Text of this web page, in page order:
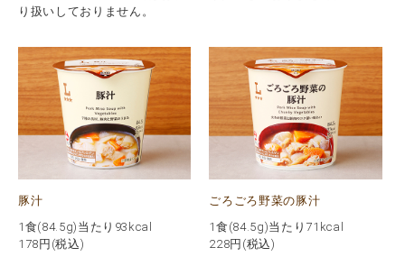
り扱いしておりません。
豚汁
1食(84.5g)当たり93kcal
178 円(税込)
ごろごろ野菜の豚汁
1食(84.5g)当たり71kcal
228円(税込)